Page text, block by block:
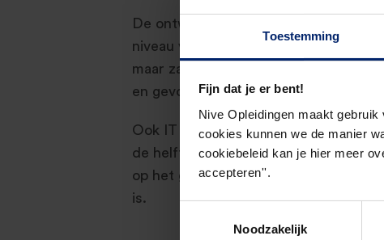
Toestemming
Fijn dat je er bent!
Nive Opleidingen maakt
cookies kunnen we de manier
cookiebeleid kan je hier meer
accepteren''.
Noodzakelijk
De ontwikkelingen in de financiële
niveau van competenties van
maar zachte competenties, als
en gevoel voor innovatie en
Ook IT vaardigheden zijn steeds
de helft van de werknemers vindt
op het gebied van technologische
is.